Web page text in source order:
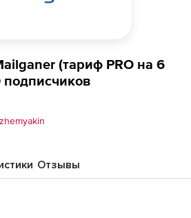
(тариф PRO на 6
Отзывы